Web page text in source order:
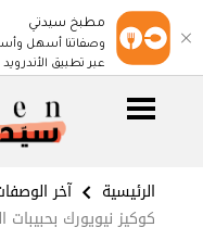
الرئيسية آخر
كوكيز نيويورك بحبيبات
مطبخ سيدتي
وصفاتنا أسهل
عبر تطبيق الأندرويد